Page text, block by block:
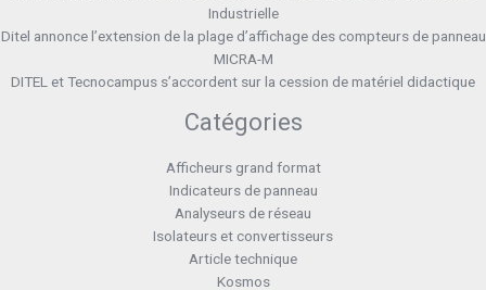
Industrielle
Ditel annonce l’extension de la plage d’affichage des compteurs de panneau
MICRA-M
DITEL et Tecnocampus s’accordent sur la cession de matériel didactique
Catégories
Afficheurs grand format
Indicateurs de panneau
Analyseurs de réseau
Isolateurs et convertisseurs
Article technique
Kosmos